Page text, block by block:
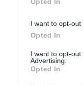
I want to opt-out
Opted In
I want to opt-
Advertising.
Opted In